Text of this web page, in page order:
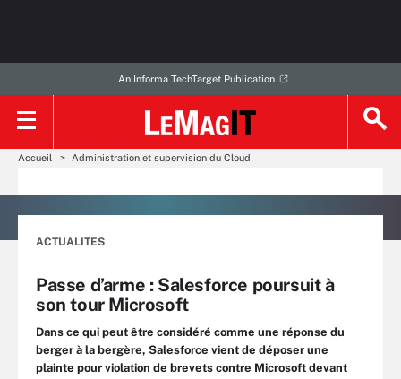
An Informa TechTarget Publication
Accueil Administration et supervision du Cloud
ACTUALITES
Passe d’arme : Salesforce poursuit à
son tour Microsoft
Dans ce qui peut être considéré comme une réponse du
berger à la bergère, Salesforce vient de déposer une
plainte pour violation de brevets contre Microsoft devant